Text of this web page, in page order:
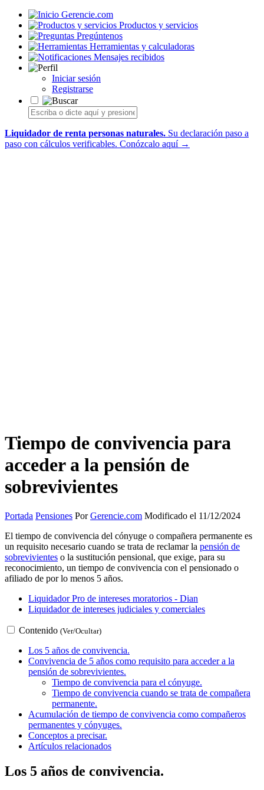
Gerencie.com
Productos y servicios
Pregúntenos
Herramientas y calculadoras
Mensajes recibidos
Iniciar sesión
Registrarse
Liquidador de renta personas naturales. Su declaración paso a
paso con cálculos verificables. Conózcalo aquí →
Tiempo de convivencia para
acceder a la pensión de
sobrevivientes
Portada Pensiones PorGerencie.com Modificado el 11/12/2024
El tiempo de convivencia del cónyuge o compañera permanente es
un requisito necesario cuando se trata de reclamar la pensión de
sobrevivientes o la sustitución pensional, que exige, para su
reconocimiento, un tiempo de convivencia con el pensionado o
afiliado de por lo menos 5 años.
Liquidador Pro de intereses moratorios - Dian
Liquidador de intereses judiciales y comerciales
Contenido (Ver/Ocultar)
Los 5 años de convivencia.
Convivencia de 5 años como requisito para acceder a la
pensión de sobrevivientes.
Tiempo de convivencia para el cónyuge.
Tiempo de convivencia cuando se trata de compañera
permanente.
Acumulación de tiempo de convivencia como compañeros
permanentes y cónyuges.
Conceptos a precisar.
Artículos relacionados
Los 5 años de convivencia.